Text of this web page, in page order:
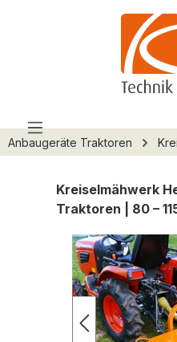
Anbaugeräte Traktoren
Kreiselmähwerk
Traktoren | 80 –
Bildergalerie